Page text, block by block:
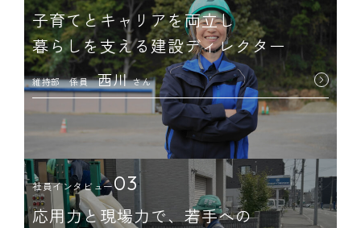
子育てとキャリアを両立し
暮らしを支える建設ディレクター
維持部 係員 西川 さん
社員インタビュー03
応用力と現場力で、若手への